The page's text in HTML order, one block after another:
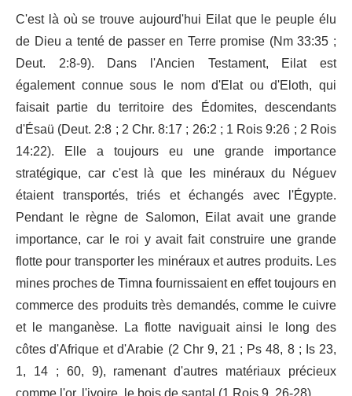
C'est là où se trouve aujourd'hui Eilat que le peuple élu
de Dieu a tenté de passer en Terre promise (Nm 33:35 ;
Deut. 2:8-9). Dans l'Ancien Testament, Eilat est
également connue sous le nom d'Elat ou d'Eloth, qui
faisait partie du territoire des Édomites, descendants
d'Ésaü (Deut. 2:8 ; 2 Chr. 8:17 ; 26:2 ; 1 Rois 9:26 ; 2 Rois
14:22). Elle a toujours eu une grande importance
stratégique, car c'est là que les minéraux du Néguev
étaient transportés, triés et échangés avec l'Égypte.
Pendant le règne de Salomon, Eilat avait une grande
importance, car le roi y avait fait construire une grande
flotte pour transporter les minéraux et autres produits. Les
mines proches de Timna fournissaient en effet toujours en
commerce des produits très demandés, comme le cuivre
et le manganèse. La flotte naviguait ainsi le long des
côtes d'Afrique et d'Arabie (2 Chr 9, 21 ; Ps 48, 8 ; Is 23,
1, 14 ; 60, 9), ramenant d'autres matériaux précieux